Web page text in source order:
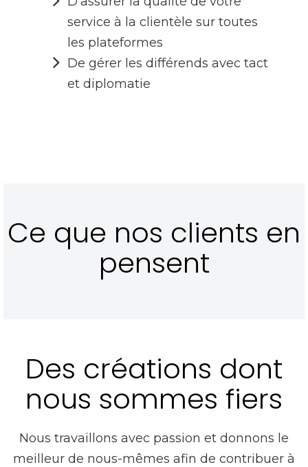
service à la clientèle sur toutes
les plateformes
De gérer les différends avec tact
et diplomatie
Ce que nos clients en
pensent
Des créations dont
nous sommes fiers
Nous travaillons avec passion et donnons le
meilleur de nous-mêmes afin de contribuer à